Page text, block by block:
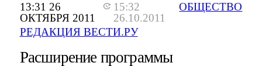
13:31 26
ОКТЯБРЯ 2011
15:32
26.10.2011
РЕДАКЦИЯ ВЕСТИ.РУ
ОБЩЕСТВО
Расширение программы